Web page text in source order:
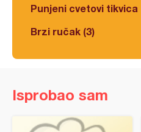
Punjeni cvetovi tikvica
Brzi ručak (3)
Isprobao sam